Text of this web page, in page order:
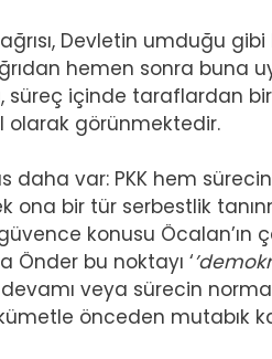
Devletin umduğu gibi
hemen sonra buna
süreç içinde taraflardan
görünmektedir.
var: PKK hem sürecin
ona bir tür serbestlik
konusu Öcalan’ın
Önder bu noktayı ‘
devamı veya sürecin
önceden mutabık